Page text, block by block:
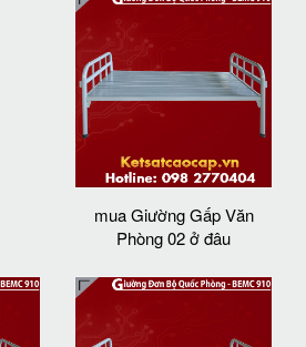
mua Giường Gấp Văn
Phòng 02 ở đâu